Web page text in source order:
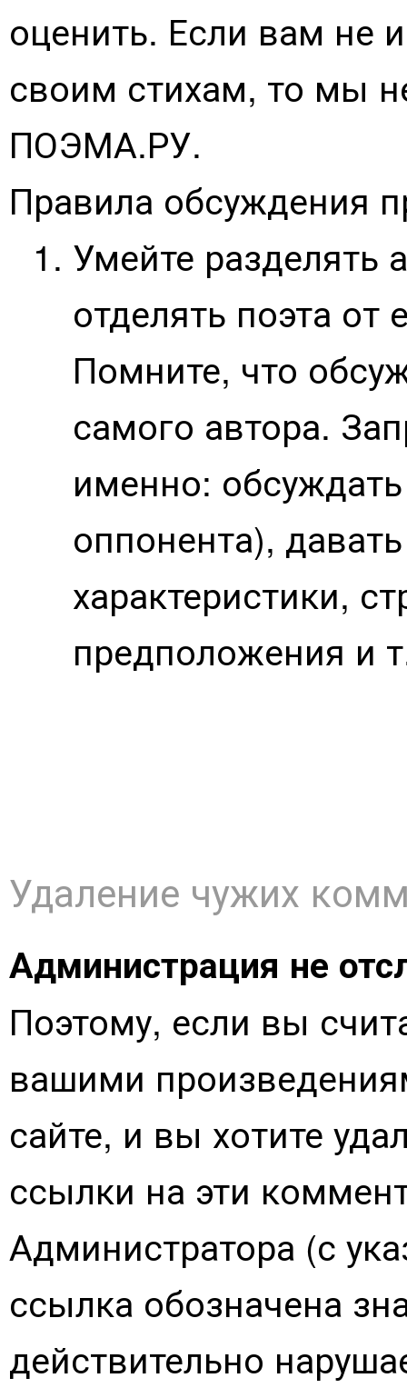
оценить. Если вам не
своим стихам, то мы
ПОЭМА.РУ.
Правила обсуждения
Умейте разделять
отделять поэта от
Помните, что
самого автора.
именно:
оппонента),
характеристики,
предположения и
Удаление чужих
Администрация не
Поэтому, если вы
вашими
сайте, и вы хотите
ссылки на эти
Администратора (с
ссылка обозначена
действительно